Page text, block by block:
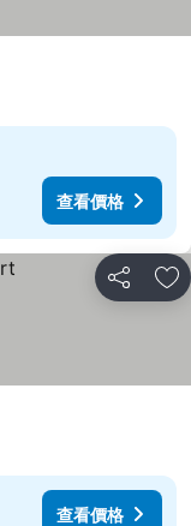
查看價格
分享 加
查看價格